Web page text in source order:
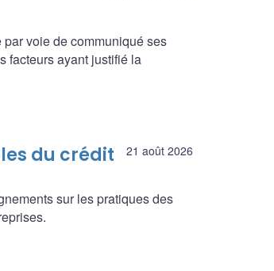
voie de communiqué ses
facteurs ayant justifié la
21 août 2026
du crédit
sur les pratiques des